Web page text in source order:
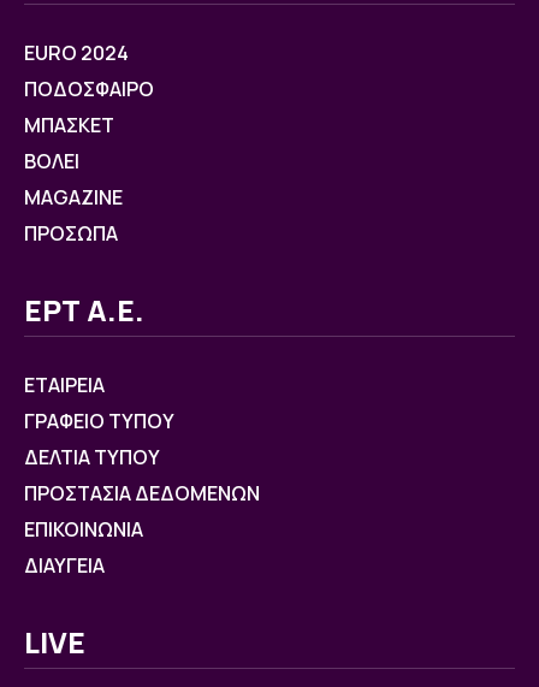
EURO 2024
ΠΟΔΟΣΦΑΙΡΟ
ΜΠΑΣΚΕΤ
ΒOΛΕΙ
MAGAZINE
ΠΡΟΣΩΠΑ
ΕΡΤ Α.Ε.
ΕΤΑΙΡΕΙΑ
ΓΡΑΦΕΙΟ ΤΥΠΟΥ
ΔΕΛΤΙΑ ΤΥΠΟΥ
ΠΡΟΣΤΑΣΙΑ ΔΕΔΟΜΕΝΩΝ
ΕΠΙΚΟΙΝΩΝΙΑ
ΔΙΑΥΓΕΙΑ
LIVE